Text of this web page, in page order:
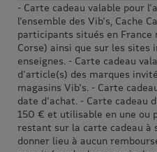
- Carte cadeau valable pour
l'ensemble des Vib's, Cache
participants situés en
Corse) ainsi que sur les sites
enseignes. - Carte cadeau
d'article(s) des marques
magasins Vib's. - Carte
date d'achat. - Carte cadeau
150 € et utilisable en une ou
restant sur la carte cadeau à
donner lieu à aucun